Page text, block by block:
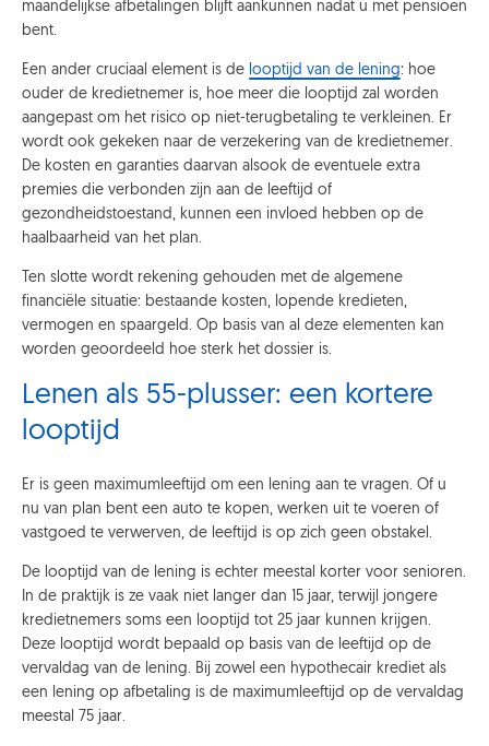
maandelijkse afbetalingen blijft aankunnen nadat u met pensioen
bent.
Een ander cruciaal element is de looptijd van de lening: hoe
ouder de kredietnemer is, hoe meer die looptijd zal worden
aangepast om het risico op niet-terugbetaling te verkleinen. Er
wordt ook gekeken naar de verzekering van de kredietnemer.
De kosten en garanties daarvan alsook de eventuele extra
premies die verbonden zijn aan de leeftijd of
gezondheidstoestand, kunnen een invloed hebben op de
haalbaarheid van het plan.
Ten slotte wordt rekening gehouden met de algemene
financiële situatie: bestaande kosten, lopende kredieten,
vermogen en spaargeld. Op basis van al deze elementen kan
worden geoordeeld hoe sterk het dossier is.
Lenen als 55-plusser: een kortere
looptijd
Er is geen maximumleeftijd om een lening aan te vragen. Of u
nu van plan bent een auto te kopen, werken uit te voeren of
vastgoed te verwerven, de leeftijd is op zich geen obstakel.
De looptijd van de lening is echter meestal korter voor senioren.
In de praktijk is ze vaak niet langer dan 15 jaar, terwijl jongere
kredietnemers soms een looptijd tot 25 jaar kunnen krijgen.
Deze looptijd wordt bepaald op basis van de leeftijd op de
vervaldag van de lening. Bij zowel een hypothecair krediet als
een lening op afbetaling is de maximumleeftijd op de vervaldag
meestal 75 jaar.